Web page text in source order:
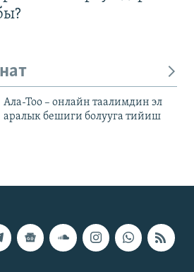
Ала-Тоо – онлайн таалимдин эл
аралык бешиги болууга тийиш